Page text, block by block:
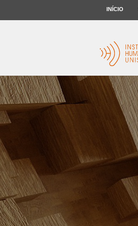
INÍCIO